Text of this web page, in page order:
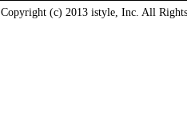
Copyright (c) 2013 istyle, Inc. All Rights